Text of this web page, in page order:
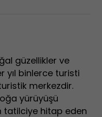
güzellikler ve
yıl binlerce turisti
merkezdir.
yürüyüşü
tatilciye hitap eden